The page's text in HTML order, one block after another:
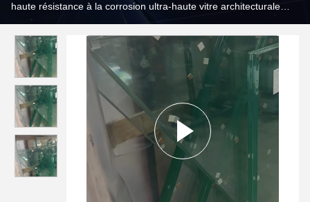
haute résistance à la corrosion ultra-haute vitre architecturale